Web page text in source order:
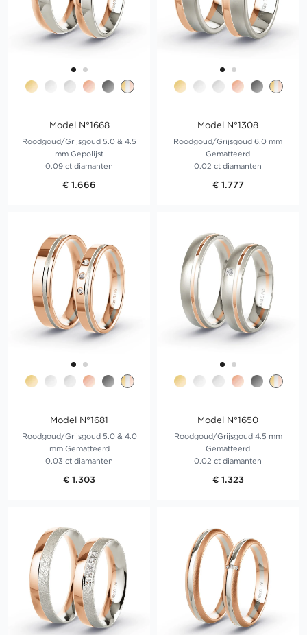
Model N°1668
Roodgoud/Grijsgoud 5.0 & 4.5
mm Gepolijst
0.09 ct diamanten
€ 1.666
Model N°1308
Roodgoud/Grijsgoud 6.0 mm
Gematteerd
0.02 ct diamanten
€ 1.777
Model N°1681
Roodgoud/Grijsgoud 5.0 & 4.0
mm Gematteerd
0.03 ct diamanten
€ 1.303
Model N°1650
Roodgoud/Grijsgoud 4.5 mm
Gematteerd
0.02 ct diamanten
€ 1.323